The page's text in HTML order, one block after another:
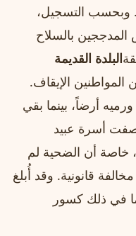
. وبحسب التسجيل،
بالسلاح
البلدة القديمة
الإيقاف.
أرضاً، بينما بقي
أسرة عبيد
خاصة أن الضحية لم
قانونية. وقد أُبلغ
في ذلك كسور